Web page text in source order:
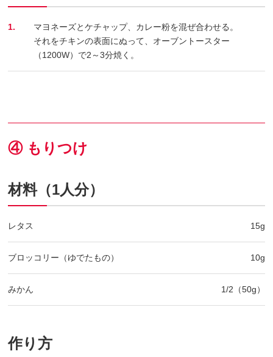
1.
マヨネーズとケチャップ、カレー粉を混ぜ合わせる。
それをチキンの表面にぬって、オーブントースター
（1200W）で2～3分焼く。
④ もりつけ
材料（1人分）
レタス 15g
ブロッコリー（ゆでたもの） 10g
みかん 1/2（50g）
作り方